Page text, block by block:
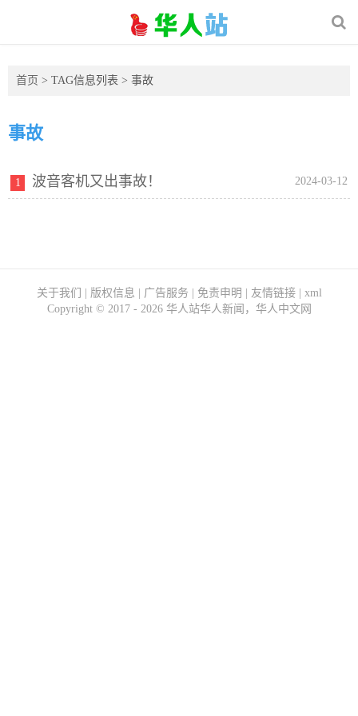
首页 > TAG信息列表 > 事故
事故
2024-03-12
1 波音客机又出事故！
关于我们 版权信息 广告服务 免责申明 友情链接| xml
Copyright © 2017 - 2026 华人站华人新闻，华人中文网